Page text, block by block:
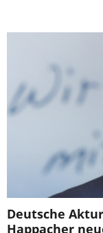
Deutsche
Happacher